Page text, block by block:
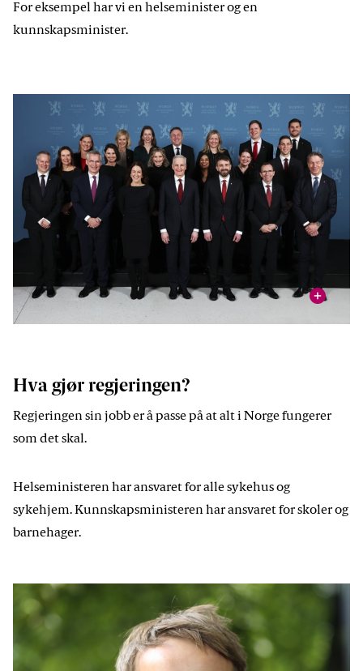
For eksempel har vi en helseminister og en
kunnskapsminister.
vis
Hva gjør regjeringen?
Regjeringen sin jobb er å passe på at alt i Norge fungerer
som det skal.
Helseministeren har ansvaret for alle sykehus og
sykehjem. Kunnskapsministeren har ansvaret for skoler og
barnehager.